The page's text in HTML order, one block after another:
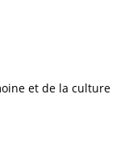
et de la culture